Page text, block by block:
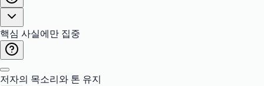
핵심 사실에만 집중
저자의 목소리와 톤 유지